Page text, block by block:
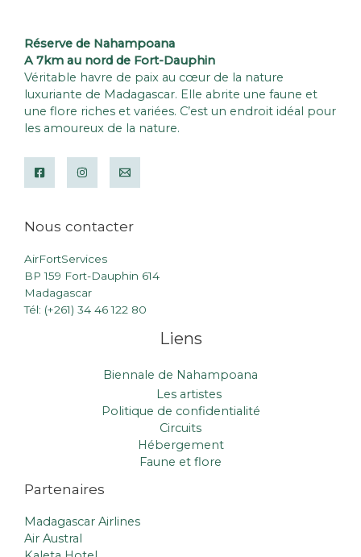
Réserve de Nahampoana
A 7km au nord de Fort-Dauphin
Véritable havre de paix au cœur de la nature
luxuriante de Madagascar. Elle abrite une faune et
une flore riches et variées. C’est un endroit idéal pour
les amoureux de la nature.
Nous contacter
AirFortServices
BP 159 Fort-Dauphin 614
Madagascar
Tél: (+261) 34 46 122 80
Liens
Biennale de Nahampoana
Les artistes
Politique de confidentialité
Circuits
Hébergement
Faune et flore
Partenaires
Madagascar Airlines
Air Austral